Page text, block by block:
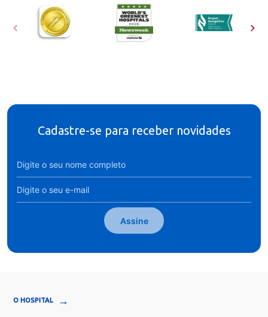
Cadastre-se para receber novidades
Assine
O HOSPITAL →